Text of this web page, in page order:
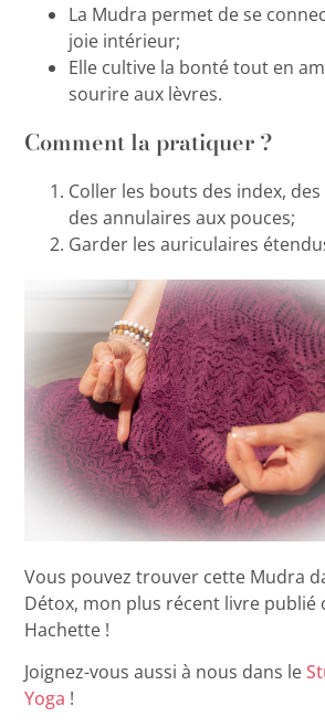
La Mudra permet de se
joie intérieur;
Elle cultive la bonté tout en
sourire aux lèvres.
Comment la pratiquer ?
Coller les bouts des index,
des annulaires aux pouces;
Garder les auriculaires
Vous pouvez trouver cette Mudra
Détox, mon plus récent livre publié
Hachette !
Joignez-vous aussi à nous dans le
Yoga !